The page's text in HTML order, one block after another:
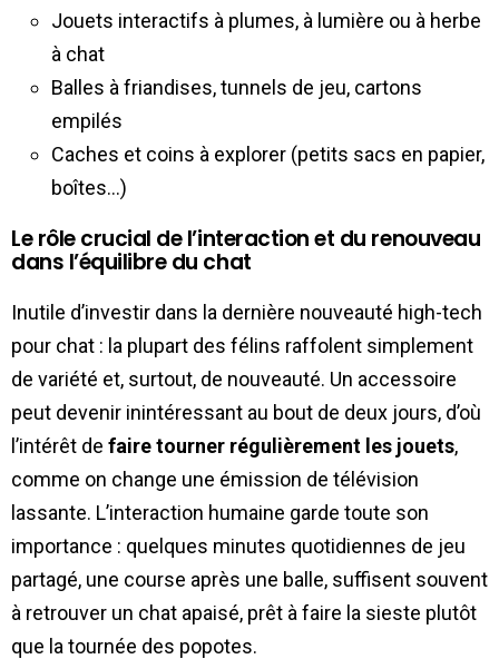
Jouets interactifs à plumes, à lumière ou à herbe
à chat
Balles à friandises, tunnels de jeu, cartons
empilés
Caches et coins à explorer (petits sacs en papier,
boîtes…)
Le rôle crucial de l’interaction et du renouveau
dans l’équilibre du chat
Inutile d’investir dans la dernière nouveauté high-tech
pour chat : la plupart des félins raffolent simplement
de variété et, surtout, de nouveauté. Un accessoire
peut devenir inintéressant au bout de deux jours, d’où
l’intérêt de faire tourner régulièrement les jouets,
comme on change une émission de télévision
lassante. L’interaction humaine garde toute son
importance : quelques minutes quotidiennes de jeu
partagé, une course après une balle, suffisent souvent
à retrouver un chat apaisé, prêt à faire la sieste plutôt
que la tournée des popotes.